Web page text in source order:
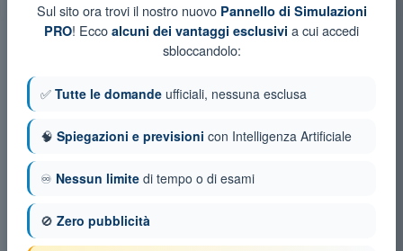
Quando deve essere interrotta una missione STS-01?
Quale documento descrive normalmente ruoli, procedure e
responsabilità operative?
4
In una missione con osservatori, cosa deve essere concordato
prima del volo?
4
Sul sito ora trovi il nostro nuovo Pannello di Simulazioni
PRO! Ecco alcuni dei vantaggi esclusivi a cui accedi
sbloccandolo:
✅ Tutte le domande ufficiali, nessuna esclusa
🧠 Spiegazioni e previsioni con Intelligenza Artificiale
♾️ Nessun limite di tempo o di esami
🚫 Zero pubblicità